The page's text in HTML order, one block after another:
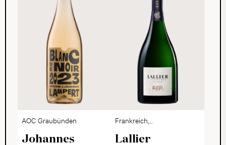
AOC Graubünden
Johannes
Frankreich,
Champagne
Lallier